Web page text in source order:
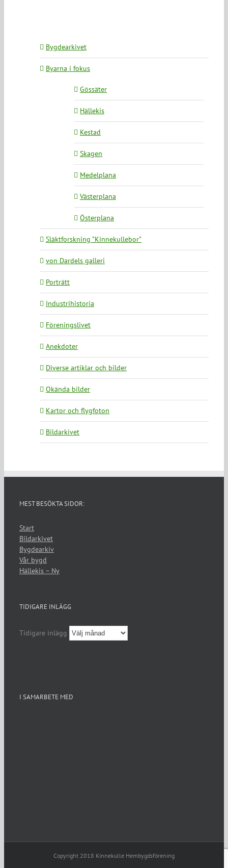
Bygdearkivet
Byarna i fokus
Gössäter
Hällekis
Kestad
Skagen
Medelplana
Västerplana
Österplana
Släktforskning ”Kinnekullebor”
von Dardels galleri
Porträtt
Industrihistoria
Föreningslivet
Anekdoter
Diverse artiklar och bilder
Okända bilder
Kartor och flygfoton
Bildarkivet
MEST BESÖKTA SIDOR:
Start
Bildarkivet
Bygdearkiv
Vår bygd
Hällekis – Ny
TIDIGARE INLÄGG
Tidigare inlägg
I SAMARBETE MED
Copyright 2018 Kinnekulle Hembygdsförening